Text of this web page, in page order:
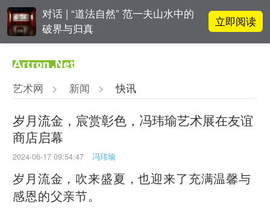
对话 | “道法自然” 范一夫山水中的
破界与归真
立即阅读
翟莫梵：绘画少年的广阔天空
周杰伦都要去的伦敦弗里兹，到底
有多火爆？
艺术网 > 新闻 > 快讯
岁月流金，宸赏彰色，冯玮瑜艺术展在友谊
商店启幕
2024-06-17 09:54:47 ​冯玮瑜
岁月流金，吹来盛夏，也迎来了充满温馨与
感恩的父亲节。